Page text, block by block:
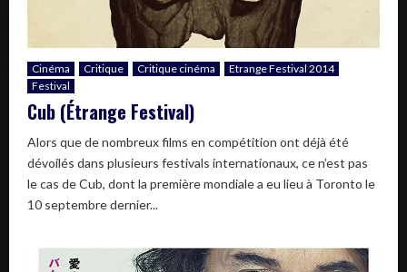
Cinéma Critique Critique cinéma
Etrange Festival 2014
Festival
Cub (Étrange Festival)
Alors que de nombreux films en compétition ont déjà été
dévoilés dans plusieurs festivals internationaux, ce n’est pas
le cas de Cub, dont la première mondiale a eu lieu à Toronto le
10 septembre dernier...